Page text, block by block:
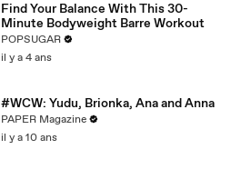
Find Your Balance With This 30-
Minute Bodyweight Barre Workout
POPSUGAR
il y a 4 ans
#WCW: Yudu, Brionka, Ana and Anna
PAPER Magazine
il y a 10 ans